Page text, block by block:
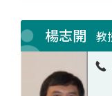
楊志開 教